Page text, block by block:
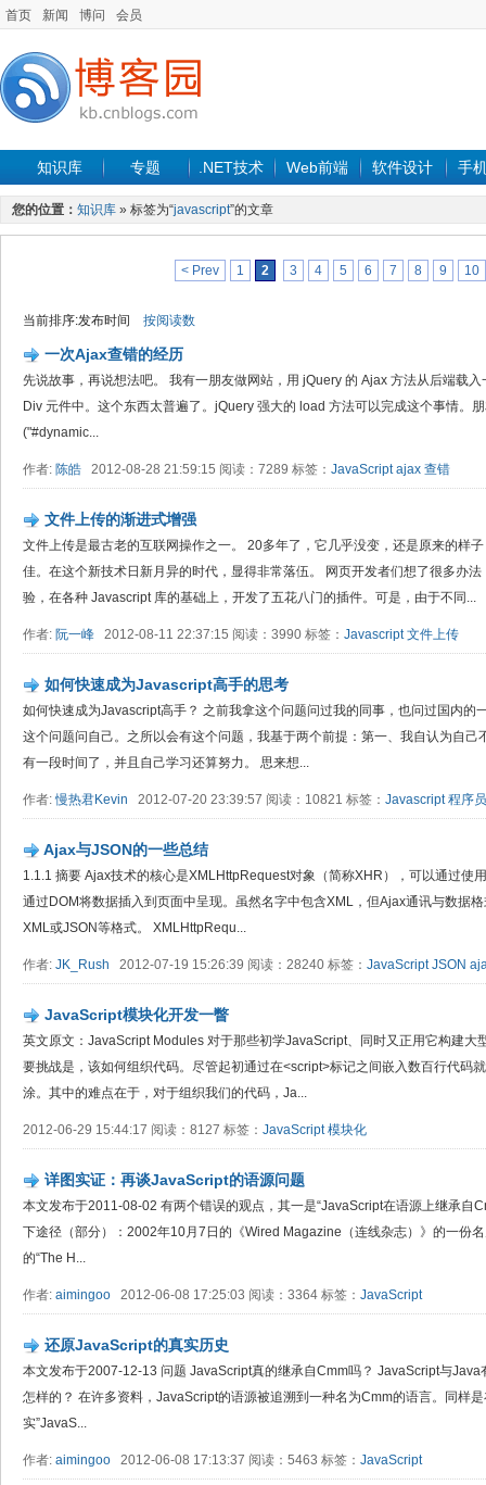
首页 新闻 博问 会员
知识库 专题 .NET技术 Web前端 软件设计 手
您的位置： 知识库 » 标签为“javascript”的文章
< Prev 1 2 3 4 5 6 7 8 9 10
当前排序:发布时间 按阅读数
一次Ajax查错的经历
先说故事，再说想法吧。 我有一朋友做网站，用 jQuery 的 Ajax 方法从后端载
Div 元件中。这个东西太普遍了。jQuery 强大的 load 方法可以完成这个事情。
("#dynamic...
作者: 陈皓 2012-08-28 21:59:15 阅读：7289 标签： JavaScript ajax 查错
文件上传的渐进式增强
文件上传是最古老的互联网操作之一。 20多年了，它几乎没变，还是原来的样
佳。在这个新技术日新月异的时代，显得非常落伍。 网页开发者们想了很多办
验，在各种 Javascript 库的基础上，开发了五花八门的插件。可是，由于不同...
作者: 阮一峰 2012-08-11 22:37:15 阅读：3990 标签： Javascript 文件上传
如何快速成为Javascript高手的思考
如何快速成为Javascript高手？ 之前我拿这个问题问过我的同事，也问过国内的
这个问题问自己。之所以会有这个问题，我基于两个前提：第一、我自认为自
有一段时间了，并且自己学习还算努力。 思来想...
作者:慢热君Kevin 2012-07-20 23:39:57 阅读：10821 标签： Javascript 程序员
Ajax与JSON的一些总结
1.1.1 摘要 Ajax技术的核心是XMLHttpRequest对象（简称XHR），可以通过使
通过DOM将数据插入到页面中呈现。虽然名字中包含XML，但Ajax通讯与数据
XML或JSON等格式。 XMLHttpRequ...
作者: JK_Rush 2012-07-19 15:26:39 阅读：28240 标签： JavaScript JSON
JavaScript模块化开发一瞥
英文原文：JavaScript Modules 对于那些初学JavaScript、同时又正用它构建大
要挑战是，该如何组织代码。尽管起初通过在<script>标记之间嵌入数百行代码
涂。其中的难点在于，对于组织我们的代码，Ja...
2012-06-29 15:44:17 阅读：8127 标签： JavaScript 模块化
详图实证：再谈JavaScript的语源问题
本文发布于2011-08-02 有两个错误的观点，其一是“JavaScript在语源上继承自
下途径（部分）：2002年10月7日的《Wired Magazine（连线杂志）》的一份
的“The H...
作者: aimingoo 2012-06-08 17:25:03 阅读：3364 标签： JavaScript
还原JavaScript的真实历史
本文发布于2007-12-13 问题 JavaScript真的继承自Cmm吗？ JavaScript与
怎样的？ 在许多资料，JavaScript的语源被追溯到一种名为Cmm的语言。同样
实”JavaS...
作者: aimingoo 2012-06-08 17:13:37 阅读：5463 标签： JavaScript